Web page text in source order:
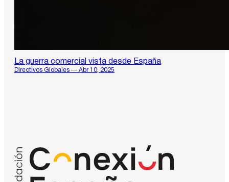
La guerra comercial vista desde España
Directivos Globales — Abr 10, 2025